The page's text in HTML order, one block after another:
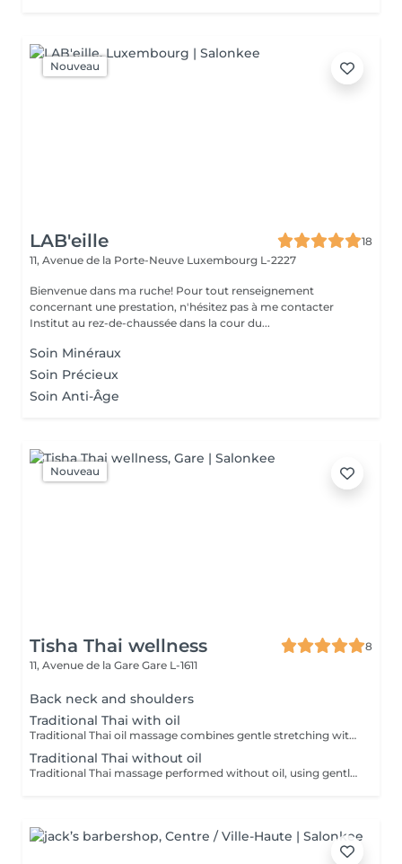
Nouveau
LAB'eille
18
11, Avenue de la Porte-Neuve Luxembourg L-2227
Bienvenue dans ma ruche! Pour tout renseignement
concernant une prestation, n'hésitez pas à me contacter
Institut au rez-de-chaussée dans la cour du...
Soin Minéraux
Soin Précieux
Soin Anti-Âge
Nouveau
Tisha Thai wellness
8
11, Avenue de la Gare Gare L-1611
Back neck and shoulders
Traditional Thai with oil
Traditional Thai oil massage combines gentle stretching with flowing massage techniques using warm oil to ease muscle tension, improve circulation, and promote deep relaxation.
Traditional Thai without oil
Traditional Thai massage performed without oil, using gentle stretching and acupressure techniques to relieve muscle tension, improve flexibility, and promote deep relaxation.